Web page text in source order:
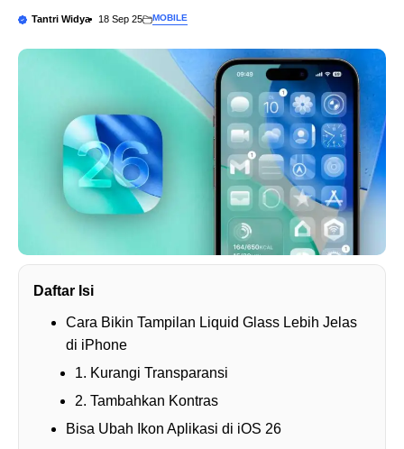
Tantri Widya 18 Sep 25 MOBILE
Daftar Isi
Cara Bikin Tampilan Liquid Glass Lebih Jelas
di iPhone
1. Kurangi Transparansi
2. Tambahkan Kontras
Bisa Ubah Ikon Aplikasi di iOS 26